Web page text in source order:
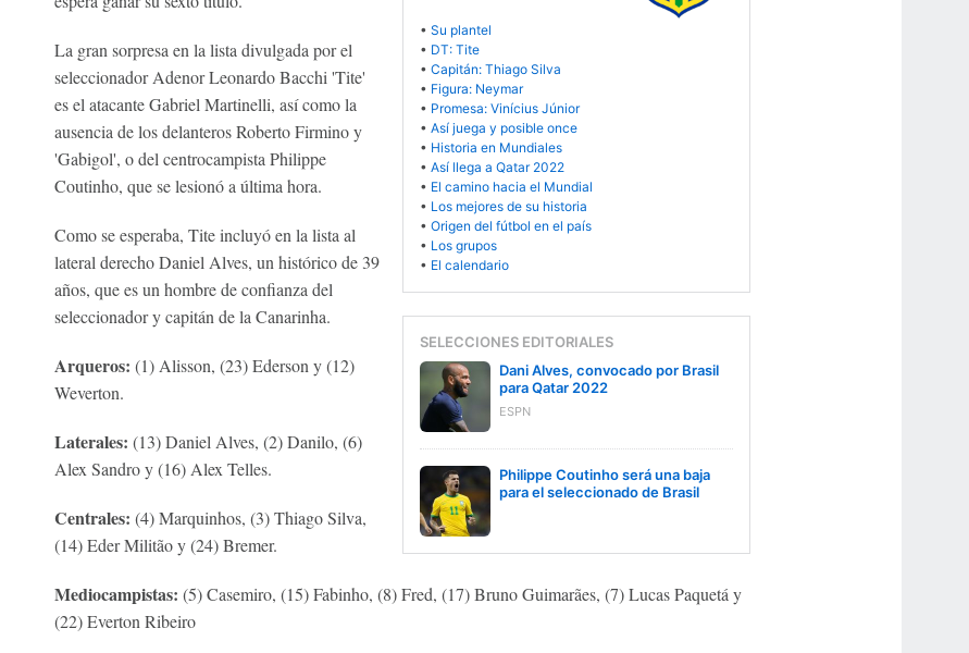
• Su plantel
• DT: Tite
• Capitán: Thiago Silva
• Figura: Neymar
• Promesa: Vinícius Júnior
• Así juega y posible once
• Historia en Mundiales
• Así llega a Qatar 2022
• El camino hacia el Mundial
• Los mejores de su historia
• Origen del fútbol en el país
• Los grupos
• El calendario
SELECCIONES EDITORIALES
Dani Alves, convocado por Brasil
para Qatar 2022
ESPN
Philippe Coutinho será una baja
para el seleccionado de Brasil
La gran sorpresa en la lista divulgada por el
seleccionador Adenor Leonardo Bacchi 'Tite'
es el atacante Gabriel Martinelli, así como la
ausencia de los delanteros Roberto Firmino y
'Gabigol', o del centrocampista Philippe
Coutinho, que se lesionó a última hora.
Como se esperaba, Tite incluyó en la lista al
lateral derecho Daniel Alves, un histórico de 39
años, que es un hombre de confianza del
seleccionador y capitán de la Canarinha.
Arqueros: (1) Alisson, (23) Ederson y (12)
Weverton.
Laterales: (13) Daniel Alves, (2) Danilo, (6)
Alex Sandro y (16) Alex Telles.
Centrales: (4) Marquinhos, (3) Thiago Silva,
(14) Eder Militão y (24) Bremer.
Mediocampistas: (5) Casemiro, (15) Fabinho, (8) Fred, (17) Bruno Guimarães, (7) Lucas Paquetá y
(22) Everton Ribeiro